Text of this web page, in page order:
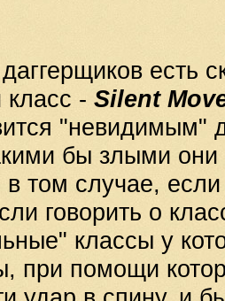
есть
класс - Silent
"невидимым"
бы злыми
в том случае,
говорить о
классы у
при помощи